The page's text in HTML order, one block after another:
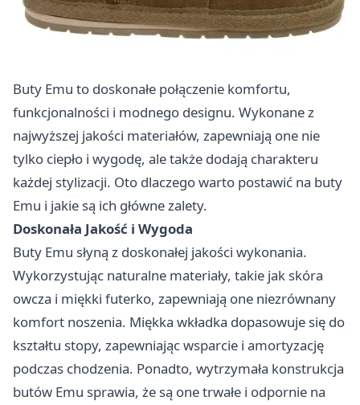
Buty Emu to doskonałe połączenie komfortu,
funkcjonalności i modnego designu. Wykonane z
najwyższej jakości materiałów, zapewniają one nie
tylko ciepło i wygodę, ale także dodają charakteru
każdej stylizacji. Oto dlaczego warto postawić na buty
Emu i jakie są ich główne zalety.
Doskonała Jakość i Wygoda
Buty Emu słyną z doskonałej jakości wykonania.
Wykorzystując naturalne materiały, takie jak skóra
owcza i miękki futerko, zapewniają one niezrównany
komfort noszenia. Miękka wkładka dopasowuje się do
kształtu stopy, zapewniając wsparcie i amortyzację
podczas chodzenia. Ponadto, wytrzymała konstrukcja
butów Emu sprawia, że są one trwałe i odpornie na